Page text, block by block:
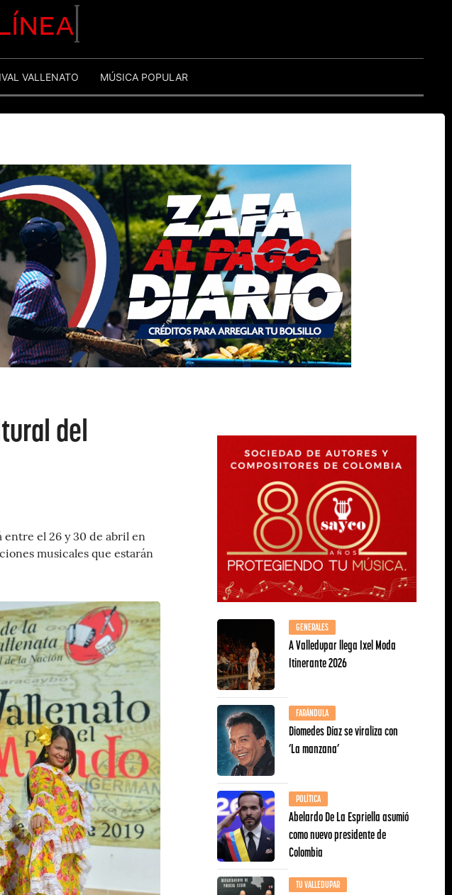
VALLENATO MÚSICA POPULAR
del
entre el 26 y 30 de abril en
musicales que estarán
GENERALES
A Valledupar llega Ixel Moda
Itinerante 2026
FARÁNDULA
Diomedes Díaz se viraliza con
‘La manzana’
POLÍTICA
Abelardo De La Espriella asumió
como nuevo presidente de
Colombia
TU VALLEDUPAR